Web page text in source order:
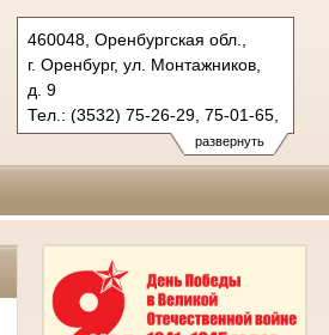
развернуть
460048, Оренбургская обл.,
г. Оренбург, ул. Монтажников,
д. 9
Тел.: (3532) 75-26-29, 75-01-65,
75-36-49
centralny.orb@sudrf.ru